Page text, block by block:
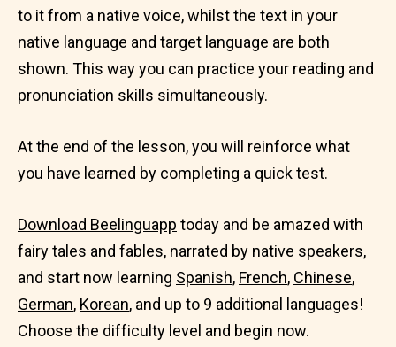
to it from a native voice, whilst the text in your
native language and target language are both
shown. This way you can practice your reading and
pronunciation skills simultaneously.
At the end of the lesson, you will reinforce what
you have learned by completing a quick test.
Download Beelinguapp today and be amazed with
fairy tales and fables, narrated by native speakers,
and start now learning Spanish, French, Chinese,
German, Korean, and up to 9 additional languages!
Choose the difficulty level and begin now.